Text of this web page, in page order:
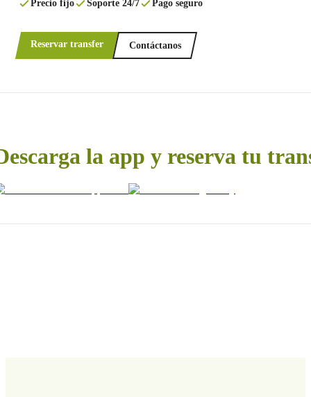
Precio fijo Soporte 24/7 Pago seguro
Reservar transfer Contáctanos
la app y reserva tu